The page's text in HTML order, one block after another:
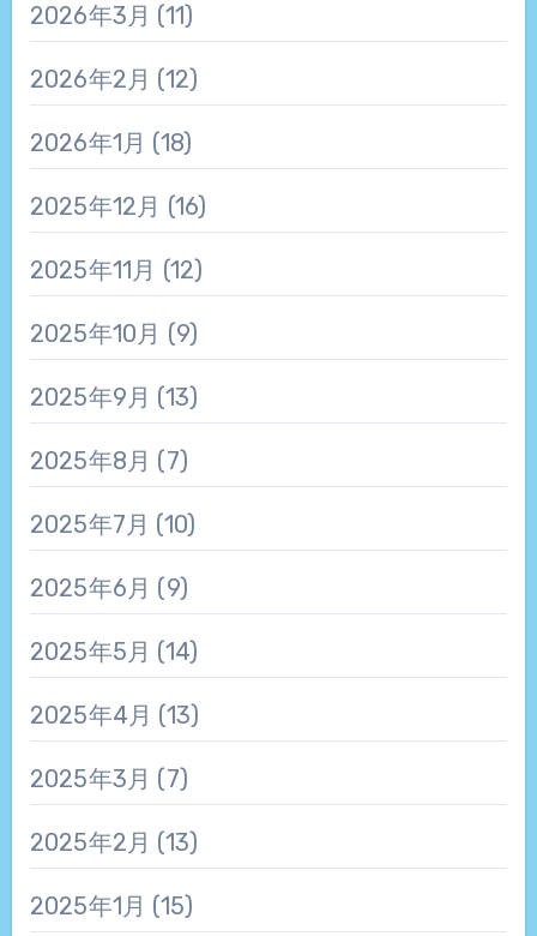
2026年3月 (11)
2026年2月 (12)
2026年1月 (18)
2025年12月 (16)
2025年11月 (12)
2025年10月 (9)
2025年9月 (13)
2025年8月 (7)
2025年7月 (10)
2025年6月 (9)
2025年5月 (14)
2025年4月 (13)
2025年3月 (7)
2025年2月 (13)
2025年1月 (15)